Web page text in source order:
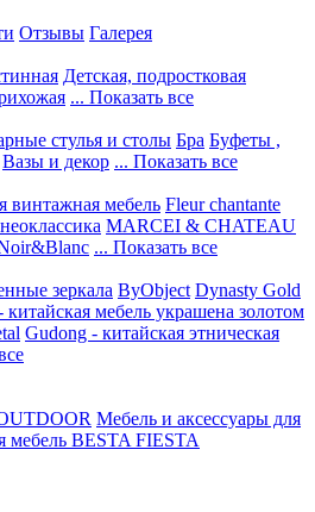
Отзывы Галерея
Детская, подростковая
... Показать все
стулья и столы Бра Буфеты ,
Вазы и декор ... Показать все
винтажная мебель Fleur chantante
MARCEI & CHATEAU
... Показать все
зеркала ByObject Dynasty Gold
мебель украшена золотом
Gudong - китайская этническая
Мебель и аксессуары для
мебель BESTA FIESTA